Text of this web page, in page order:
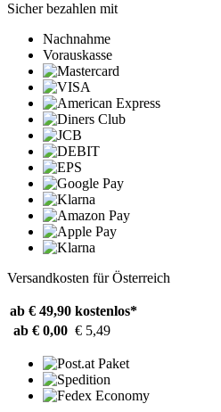
Sicher bezahlen mit
Nachnahme
Vorauskasse
Versandkosten für Österreich
ab € 49,90 kostenlos*
ab € 0,00 € 5,49